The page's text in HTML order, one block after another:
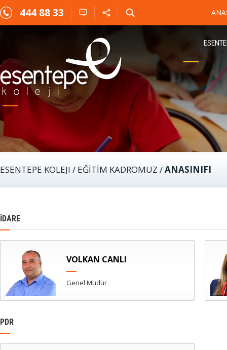
444 88 33
ESENTEPE KOLEJI / EĞİTİM KADROMUZ /ANASINIFI
İDARE
VOLKAN CANLI
Genel Müdür
PDR